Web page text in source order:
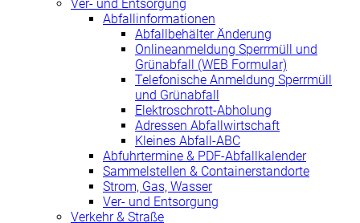
Ver- und Entsorgung
Abfallinformationen
Abfallbehälter Änderung
Onlineanmeldung Sperrmüll und
Grünabfall (WEB Formular)
Telefonische Anmeldung Sperrmüll
und Grünabfall
Elektroschrott-Abholung
Adressen Abfallwirtschaft
Kleines Abfall-ABC
Abfuhrtermine & PDF-Abfallkalender
Sammelstellen & Containerstandorte
Strom, Gas, Wasser
Ver- und Entsorgung
Verkehr & Straße